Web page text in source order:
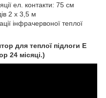
ел. контакти: 75 см
2 х 3,5 м
інфрачервоної теплої
для теплої підлоги E
24 місяці.)